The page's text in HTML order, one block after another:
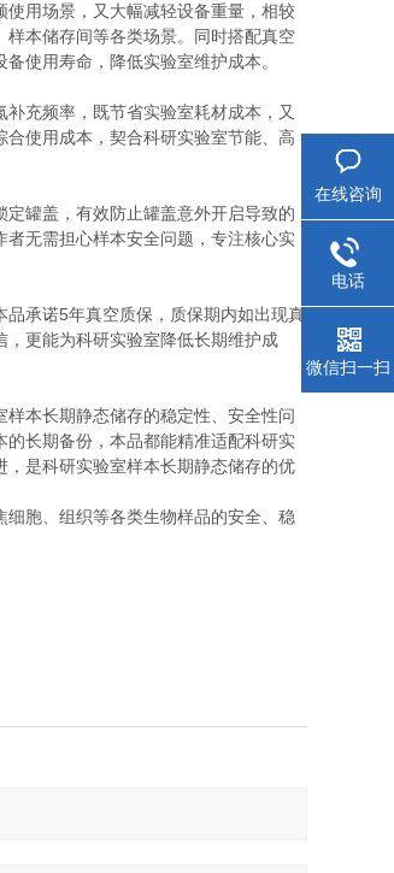
用场景，又大幅减轻设备重量，相较
本储存间等各类场景。同时搭配真空
使用寿命，降低实验室维护成本。
充频率，既节省实验室耗材成本，又
使用成本，契合科研实验室节能、高
罐盖，有效防止罐盖意外开启导致的
无需担心样本安全问题，专注核心实
承诺5年真空质保，质保期内如出现真
更能为科研实验室降低长期维护成
本长期静态储存的稳定性、安全性问
长期备份，本品都能精准适配科研实
是科研实验室样本长期静态储存的优
胞、组织等各类生物样品的安全、稳
在线咨询
电话
微信扫一扫